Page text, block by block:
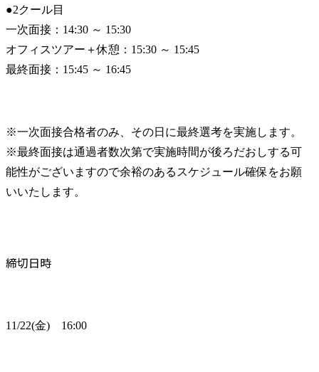
●2クール目
一次面接：14:30 ～ 15:30
オフィスツアー＋休憩：15:30 ～ 15:45
最終面接：15:45 ～ 16:45
※一次面接合格者のみ、その日に最終選考を実施します。
※最終面接は通過者数次第で実施時間が後ろだおしする可
能性がございますので余裕のあるスケジュール確保をお願
いいたします。
締切日時
11/22(金)　16:00